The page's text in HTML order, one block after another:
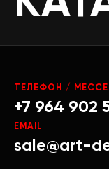
ТЕЛЕФОН /
+7 964 902
EMAIL
sale@art-